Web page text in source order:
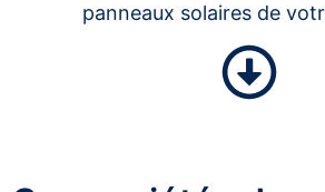
panneaux solaires de